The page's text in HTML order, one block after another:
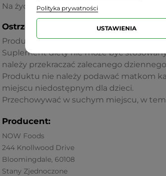
Na życzenie podajemy dokładny termin
Ostrzeżenia dotyczące
Produkt przeznaczony tylko dla osób
Suplement diety nie może być
należy przekraczać zalecanego
Produktu nie należy podawać matkom
miejscu niedostępnym dla dzieci.
Przechowywać w suchym miejscu, w
Producent:
NOW Foods
244 Knollwood Drive
Bloomingdale, 60108
Stany Zjednoczone
Polityka prywatności
USTAWIENIA